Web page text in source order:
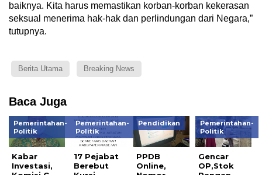
baiknya. Kita harus memastikan korban-korban kekerasan
seksual menerima hak-hak dan perlindungan dari Negara,”
tutupnya.
Berita Utama Breaking News
Baca Juga
Pemerintahan-
Politik
Kabar
Investasi,
Pemerintahan-
Politik
17 Pejabat
Berebut
Pendidikan
PPDB
Online,
Pemerintahan-
Politik
Gencar
OP,Stok